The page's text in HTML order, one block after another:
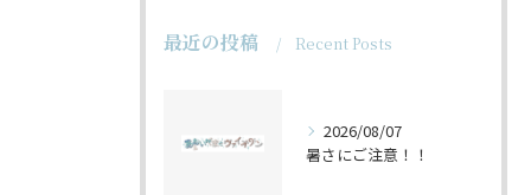
最近の投稿 Recent Posts
2026/08/07
暑さにご注意！！